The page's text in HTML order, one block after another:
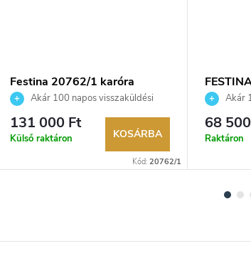
Festina 20762/1 karóra
Akár 100 napos visszaküldési
lehetőség. Hivatalos márkakereskedő.
131 000 Ft
Külső raktáron KOSÁRBA
Kód: 20762/1
Akár
68
Raktáron